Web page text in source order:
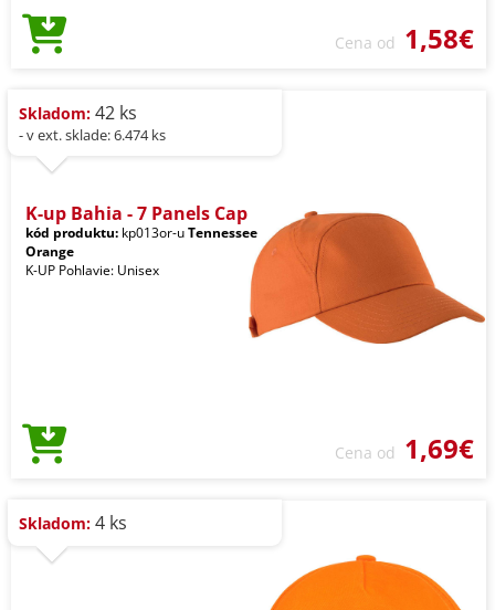
Cena od 1,58€
Skladom: 42 ks
- v ext. sklade: 6.474 ks
K-up Bahia - 7 Panels Cap
kód produktu: kp013or-uTennessee
Orange
K-UP Pohlavie: Unisex
Cena od 1,69€
Skladom: 4 ks